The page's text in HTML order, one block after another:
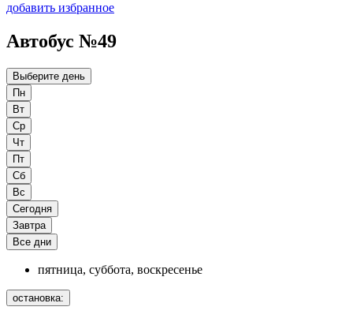
добавить избранное
Автобус №49
Выберите день
Пн
Вт
Ср
Чт
Пт
Сб
Вс
Сегодня
Завтра
Все дни
пятница, суббота, воскресенье
остановка: